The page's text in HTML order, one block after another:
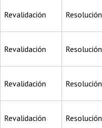
Revalidación Resolución
Revalidación Resolución
Revalidación Resolución
Revalidación Resolución